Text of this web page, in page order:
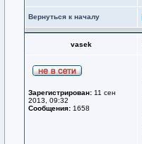
Вернуться к началу
vasek
Зарегистрирован: 11 сен
2013, 09:32
Сообщения: 1658